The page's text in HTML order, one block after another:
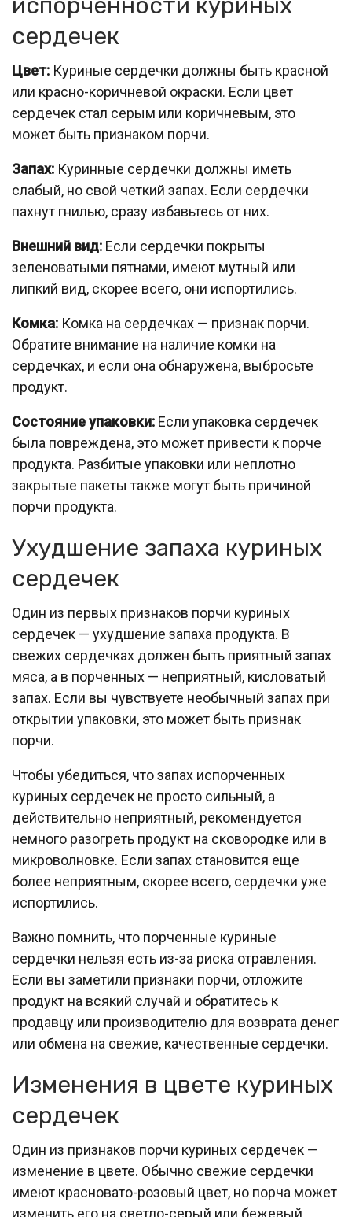
сердечек
Цвет: Куриные сердечки должны быть красной
или красно-коричневой окраски. Если цвет
сердечек стал серым или коричневым, это
может быть признаком порчи.
Запах: Куринные сердечки должны иметь
слабый, но свой четкий запах. Если сердечки
пахнут гнилью, сразу избавьтесь от них.
Внешний вид: Если сердечки покрыты
зеленоватыми пятнами, имеют мутный или
липкий вид, скорее всего, они испортились.
Комка: Комка на сердечках — признак порчи.
Обратите внимание на наличие комки на
сердечках, и если она обнаружена, выбросьте
продукт.
Состояние упаковки: Если упаковка сердечек
была повреждена, это может привести к порче
продукта. Разбитые упаковки или неплотно
закрытые пакеты также могут быть причиной
порчи продукта.
Ухудшение запаха куриных
сердечек
Один из первых признаков порчи куриных
сердечек — ухудшение запаха продукта. В
свежих сердечках должен быть приятный запах
мяса, а в порченных — неприятный, кисловатый
запах. Если вы чувствуете необычный запах при
открытии упаковки, это может быть признак
порчи.
Чтобы убедиться, что запах испорченных
куриных сердечек не просто сильный, а
действительно неприятный, рекомендуется
немного разогреть продукт на сковородке или в
микроволновке. Если запах становится еще
более неприятным, скорее всего, сердечки уже
испортились.
Важно помнить, что порченные куриные
сердечки нельзя есть из-за риска отравления.
Если вы заметили признаки порчи, отложите
продукт на всякий случай и обратитесь к
продавцу или производителю для возврата денег
или обмена на свежие, качественные сердечки.
Изменения в цвете куриных
сердечек
Один из признаков порчи куриных сердечек —
изменение в цвете. Обычно свежие сердечки
имеют красновато-розовый цвет, но порча может
изменить его на светло-серый или бежевый.